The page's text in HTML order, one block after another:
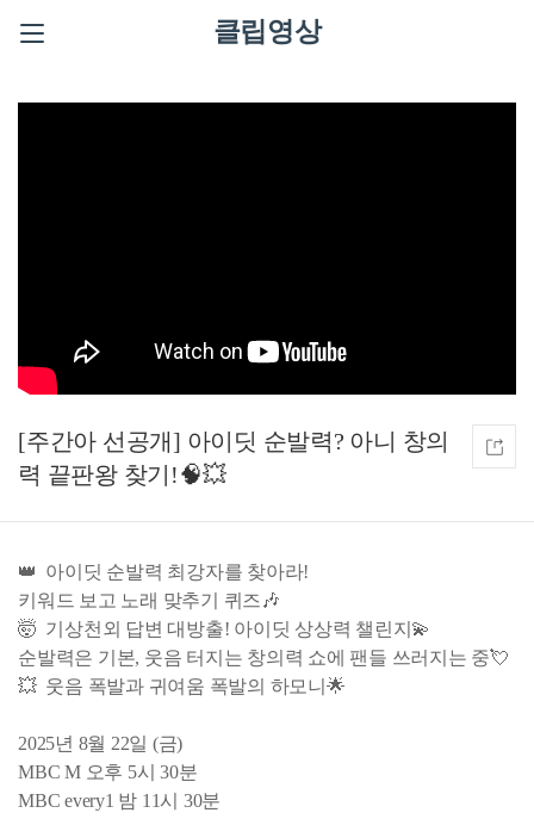
클립영상
[주간아 선공개] 아이딧 순발력? 아니 창의
력 끝판왕 찾기!🧠💥
👑 아이딧 순발력 최강자를 찾아라!
키워드 보고 노래 맞추기 퀴즈🎶
🤯 기상천외 답변 대방출! 아이딧 상상력 챌린지💫
순발력은 기본, 웃음 터지는 창의력 쇼에 팬들 쓰러지는 중💘
💥 웃음 폭발과 귀여움 폭발의 하모니🌟
2025년 8월 22일 (금)
MBC M 오후 5시 30분
MBC every1 밤 11시 30분